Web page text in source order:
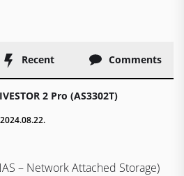
Recent Comments
2 Pro (AS3302T)
2024.08.22.
– Network Attached Storage)